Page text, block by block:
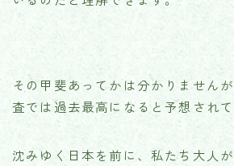
その甲斐あってかは分かりません
査では過去最高になると予想されて
沈みゆく日本を前に、私たち大人